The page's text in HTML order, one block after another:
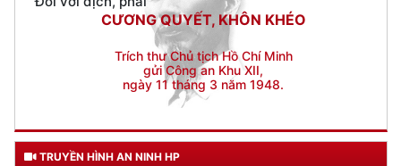
gửi Công an Khu XII,
ngày 11 tháng 3 năm 1948.
TRUYỀN HÌNH AN NINH HP